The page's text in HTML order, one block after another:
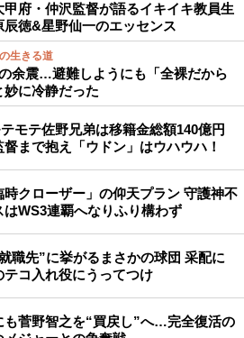
甲府・仲沢監督が語るイキイキ教員生
徳&星野仙一のエッセンス
生きる道
余震…避難しようにも「全裸だから
に冷静だった
モテ佐野兄弟は移籍金総額140億円
まで抱え「ウドン」はウハウハ！
時クローザー」の仰天プラン 守護神不
WS3連覇へなりふり構わず
職先”に挙がるまさかの球団 采配に
コ入れ役にうってつけ
も菅野智之を“買戻し”へ…完全復活の